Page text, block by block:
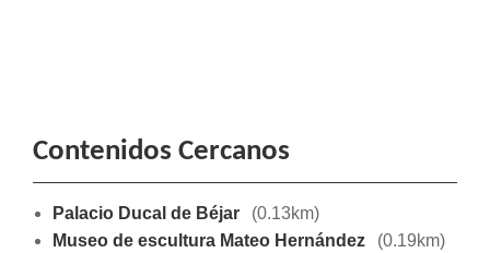
Contenidos Cercanos
Palacio Ducal de Béjar
(0.13km)
Museo de escultura Mateo Hernández
(0.19km)